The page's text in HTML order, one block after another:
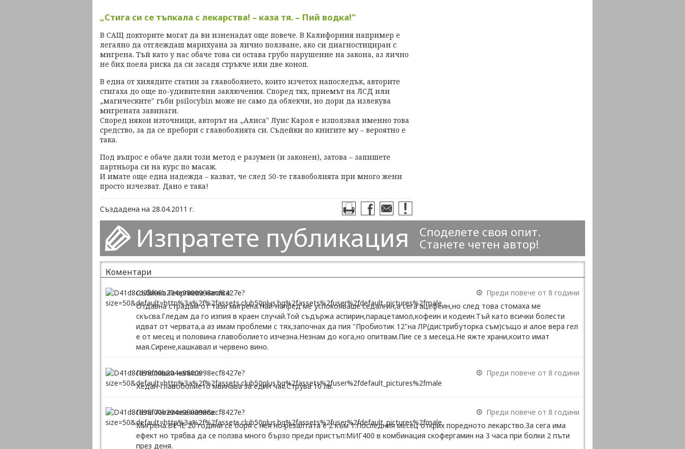
„Стига си се тъпкала с лекарства! – каза тя. – Пий водка!"
В САЩ докторите могат да ви изненадат още повече. В Калифорния например е
легално да отглеждаш марихуана за лично ползване, ако си диагностициран с
мигрена. Тъй като у нас обаче това си остава грубо нарушение на закона, аз лично
не бих поела риска да си засадя стръкче или две коноп.
В една от хилядите статии за главоболието, които изчетох напоследък, авторите
стигаха до още по-удивителни заключения. Според тях, приемът на ЛСД или
„магическите" гъби psilocybin може не само да облекчи, но дори да излекува
мигрената завинаги.
Според някои източници, авторът на „Алиса" Луис Карол е използвал именно това
средство, за да се пребори с главоболията си. Съдейки по книгите му – вероятно е
така.
Под въпрос е обаче дали този метод е разумен (и законен), затова – запишете
партньора си на курс по масаж.
И имате още една надежда – казват, че след 50-те главоболията при много жени
просто изчезват. Дано е така!
Създадена на 28.04.2011 г.
Изпратете публикация
Споделете своя опит.
Станете четен автор!
Коментари
Събинка Георгиева написа:
Преди повече от 8 години
Отдавна страдам от тази мигрена.Най-напред ме успокояваше седалгин,а сега ацефеин,но след това стомаха ме
скъсва.Гледам да го изпия в краен случай.Той съдържа аспирин,парацетамол,кофеин и кодеин.Тъй като всички болести
идват от червата,а аз имам проблеми с тях,започнах да пия "Пробиотик 12"на ЛР(дистрибуторка съм)също и алое вера гел
е от месец и половина главоболието изчезна.Незнам до кога,но опитвам.Пие се з месеца.Не яжте храни,които имат
мая.Сирене,кашкавал и червено вино.
Пепеляшка написа:
Преди повече от 8 години
Хедан-главоболието мвинава за един час.Струва 10 лв.
Пепа Ангелова написа:
Преди повече от 8 години
Мигрена.ВЕЧЕ 20 години се боря с нея но резалтата е 2 към 1.Последния месец открих поредното лекарство.За сега има
ефект но трябва да се ползва много бързо преди пристъп:МИГ400 в комбинация скофергамин на 3 часа при болки 2 пъти
през деня.